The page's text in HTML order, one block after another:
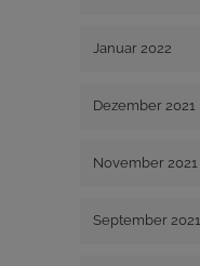
Januar 2022
Dezember 2021
November 2021
September 2021